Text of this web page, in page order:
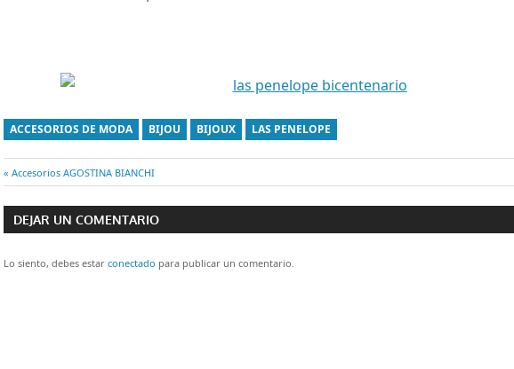
ACCESORIOS DE MODA BIJOU BIJOUX LAS PENELOPE
Navegación
de
entradas
Entrada
anterior:
Accesorios AGOSTINA BIANCHI
DEJAR UN COMENTARIO
Lo siento, debes estar conectado para publicar un comentario.